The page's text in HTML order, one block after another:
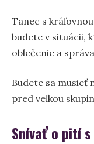
Tanec s
budete v situácii,
oblečenie a
Budete sa musieť
pred veľkou
Snívať o pití